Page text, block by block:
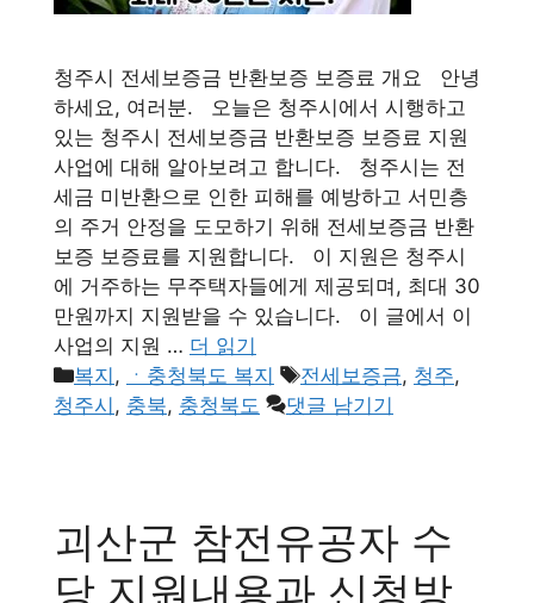
청주시 전세보증금 반환보증 보증료 개요 안녕
하세요, 여러분. 오늘은 청주시에서 시행하고
있는 청주시 전세보증금 반환보증 보증료 지원
사업에 대해 알아보려고 합니다. 청주시는 전
세금 미반환으로 인한 피해를 예방하고 서민층
의 주거 안정을 도모하기 위해 전세보증금 반환
보증 보증료를 지원합니다. 이 지원은 청주시
에 거주하는 무주택자들에게 제공되며, 최대 30
만원까지 지원받을 수 있습니다. 이 글에서 이
사업의 지원 … 더 읽기
카
테
복지 , ㆍ충청북도 복지
태
그
전세보증금, 청주,
청주시 , 충북, 충청북도 댓글 남기기
괴산군 참전유공자 수
당 지원내용과 신청방